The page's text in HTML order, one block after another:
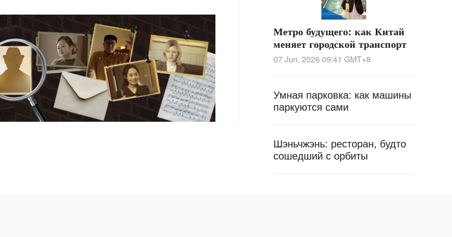
Метро будущего: как Китай
меняет городской транспорт
07 Jun, 2026 09:41 GMT+8
Умная парковка: как машины
паркуются сами
Шэньчжэнь: ресторан, будто
сошедший с орбиты